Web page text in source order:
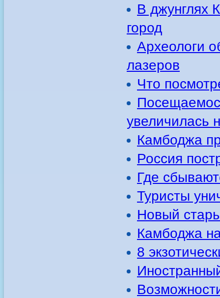
В джунглях
город
Археологи
лазеров
Что
увеличилась
Камбоджа
Россия
Где
Туристы
Новый
Камбоджа
8